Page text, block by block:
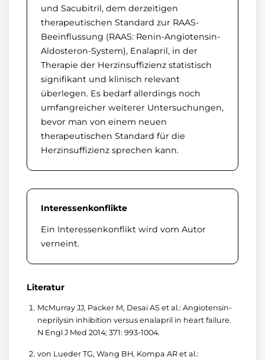
und Sacubitril, dem derzeitigen
therapeutischen Standard zur RAAS-
Beeinflussung (RAAS: Renin-Angiotensin-
Aldosteron-System), Enalapril, in der
Therapie der Herzinsuffizienz statistisch
signifikant und klinisch relevant
überlegen. Es bedarf allerdings noch
umfangreicher weiterer Untersuchungen,
bevor man von einem neuen
therapeutischen Standard für die
Herzinsuffizienz sprechen kann.
Interessenkonflikte
Ein Interessenkonflikt wird vom Autor
verneint.
Literatur
McMurray JJ, Packer M, Desai AS et al.: Angiotensin-
neprilysin inhibition versus enalapril in heart failure.
N Engl J Med 2014; 371: 993-1004.
von Lueder TG, Wang BH, Kompa AR et al.: